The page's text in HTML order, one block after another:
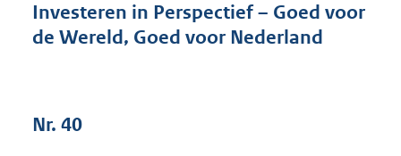
s
g
Investeren in Perspectief – Goed voor
de Wereld, Goed voor Nederland
Nr. 40